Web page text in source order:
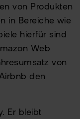
von Produkten
in Bereiche wie
hierfür sind
Web
von
den
Er bleibt